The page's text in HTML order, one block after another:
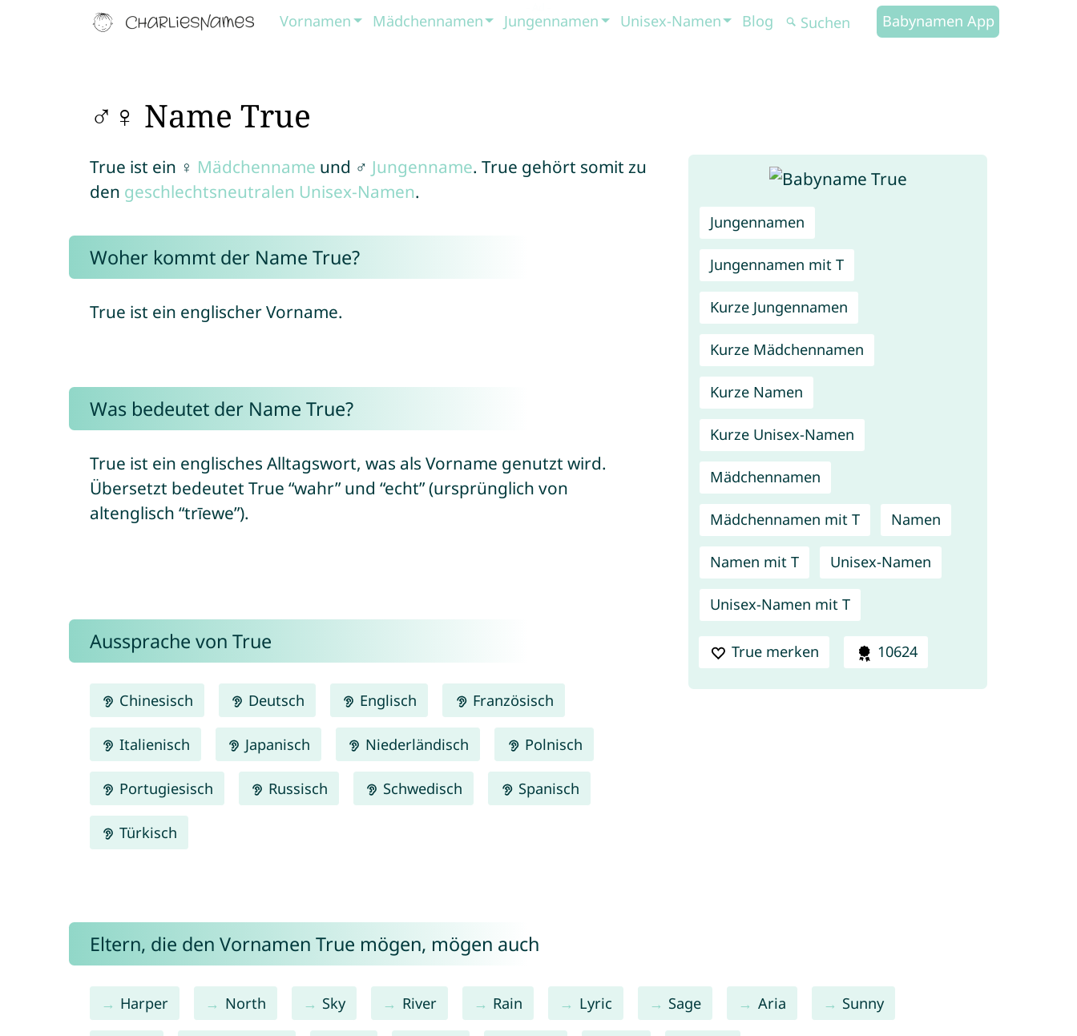
Vornamen Mädchennamen Jungennamen Unisex-Namen Blog Babynamen App
♂♀ Name True
Jungennamen
Jungennamen mit T
Kurze Jungennamen
Kurze Mädchennamen
Kurze Namen
Kurze Unisex-Namen
Mädchennamen
Mädchennamen mit T Namen
Namen mit T Unisex-Namen
Unisex-Namen mit T
True merken 10624
True ist ein ♀ Mädchenname und ♂ Jungenname. True gehört somit zu
den geschlechtsneutralen Unisex-Namen.
Woher kommt der Name True?
True ist ein englischer Vorname.
Was bedeutet der Name True?
True ist ein englisches Alltagswort, was als Vorname genutzt wird.
Übersetzt bedeutet True “wahr” und “echt” (ursprünglich von
altenglisch “trīewe”).
Aussprache von True
Chinesisch Deutsch Englisch Französisch
Italienisch Japanisch Niederländisch Polnisch
Portugiesisch Russisch Schwedisch Spanisch
Türkisch
Eltern, die den Vornamen True mögen, mögen auch
Harper North Sky River Rain Lyric Sage Aria Sunny